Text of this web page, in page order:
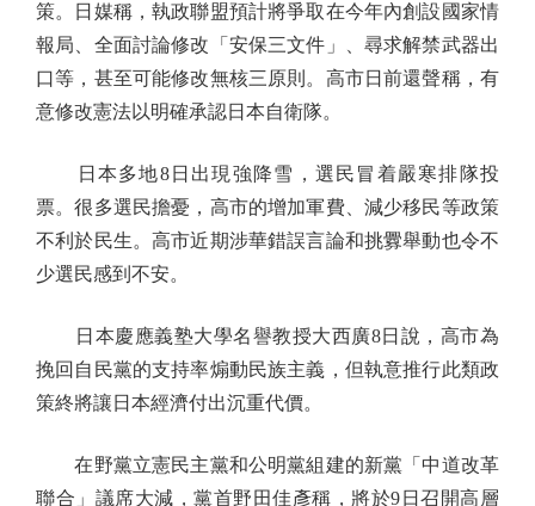
策。日媒稱，執政聯盟預計將爭取在今年內創設國家情
報局、全面討論修改「安保三文件」、尋求解禁武器出
口等，甚至可能修改無核三原則。高市日前還聲稱，有
意修改憲法以明確承認日本自衛隊。
日本多地8日出現強降雪，選民冒着嚴寒排隊投
票。很多選民擔憂，高市的增加軍費、減少移民等政策
不利於民生。高市近期涉華錯誤言論和挑釁舉動也令不
少選民感到不安。
日本慶應義塾大學名譽教授大西廣8日說，高市為
挽回自民黨的支持率煽動民族主義，但執意推行此類政
策終將讓日本經濟付出沉重代價。
在野黨立憲民主黨和公明黨組建的新黨「中道改革
聯合」議席大減，黨首野田佳彥稱，將於9日召開高層